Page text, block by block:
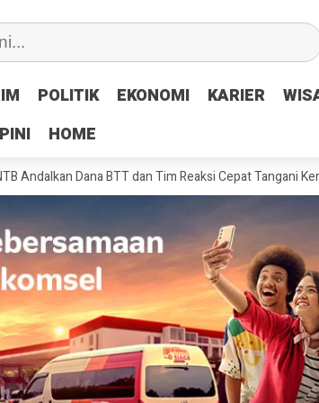
POLITIK EKONOMI KARIER
HOME
POLITIK EKONOMI KARIER
HOME
Dana BTT dan Tim Reaksi Cepat Tangani Kerusakan